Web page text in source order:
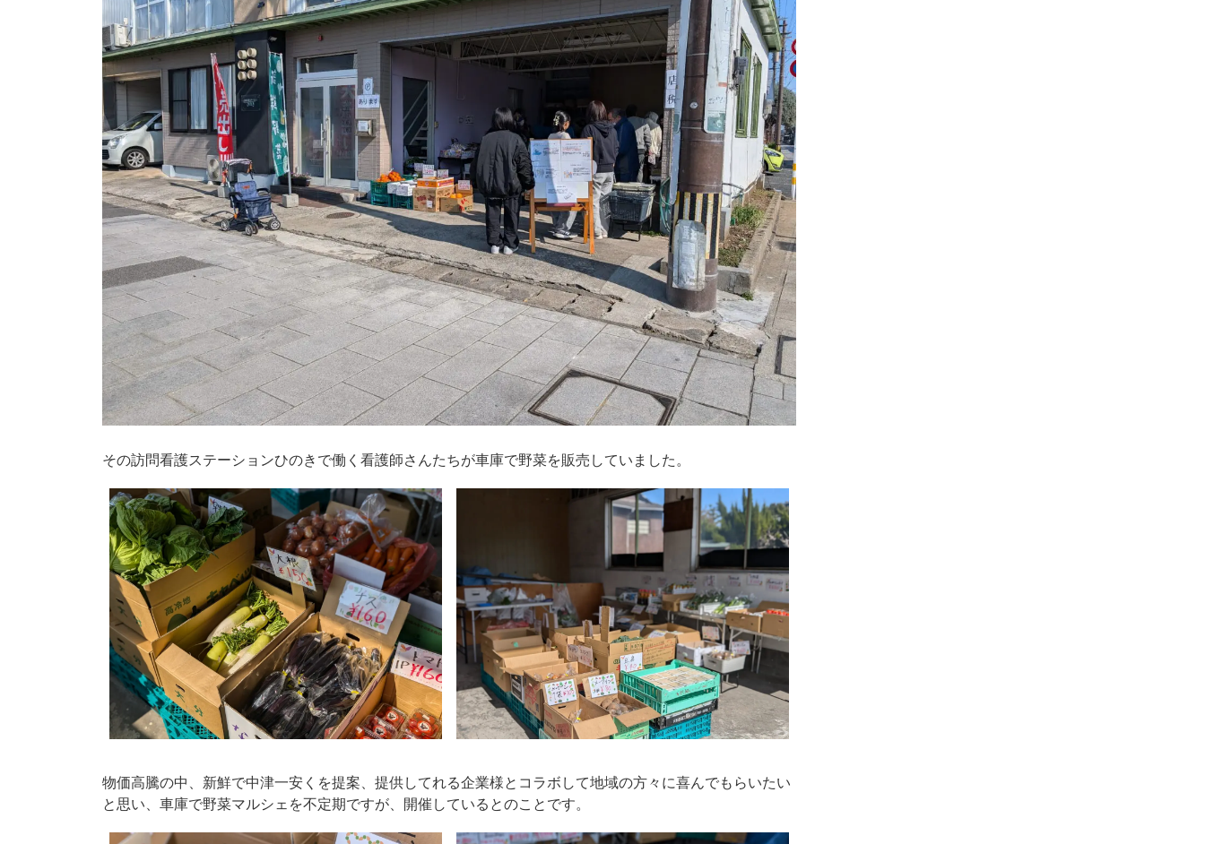
その訪問看護ステーションひのきで働く看護師さんたちが車庫で野菜を販売していました。
物価高騰の中、新鮮で中津一安くを提案、提供してれる企業様とコラボして地域の方々に喜んでもらいたい
と思い、車庫で野菜マルシェを不定期ですが、開催しているとのことです。